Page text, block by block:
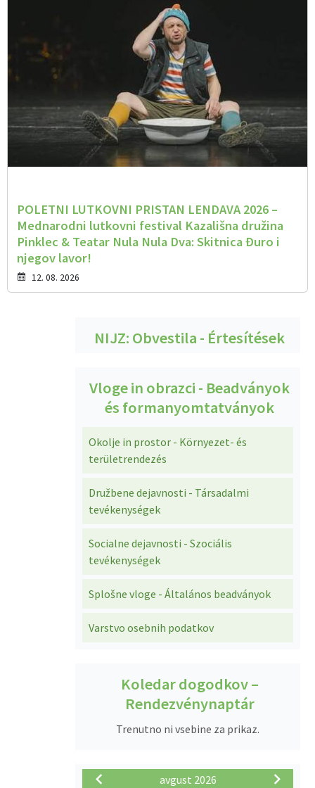
POLETNI LUTKOVNI PRISTAN LENDAVA 2026 –
Mednarodni lutkovni festival Kazališna družina
Pinklec & Teatar Nula Nula Dva: Skitnica Đuro i
njegov lavor!
12. 08. 2026
NIJZ: Obvestila - Értesítések
Vloge in obrazci - Beadványok
és formanyomtatványok
Okolje in prostor - Környezet- és
területrendezés
Družbene dejavnosti - Társadalmi
tevékenységek
Socialne dejavnosti - Szociális
tevékenységek
Splošne vloge - Általános beadványok
Varstvo osebnih podatkov
Koledar dogodkov –
Rendezvénynaptár
Trenutno ni vsebine za prikaz.
avgust 2026